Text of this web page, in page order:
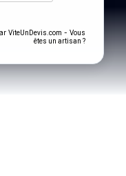
ViteUnDevis.com - Vous
êtes un artisan ?